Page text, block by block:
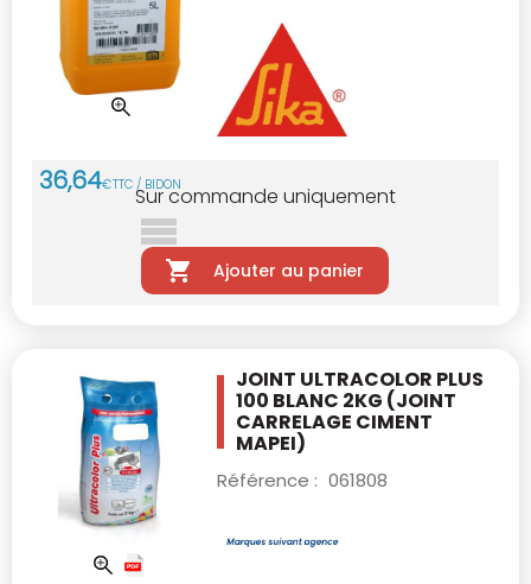
36,64€TTC / BIDON
Sur commande uniquement
Ajouter au panier
JOINT ULTRACOLOR PLUS
100 BLANC 2KG (JOINT
CARRELAGE CIMENT
MAPEI)
Référence : 061808